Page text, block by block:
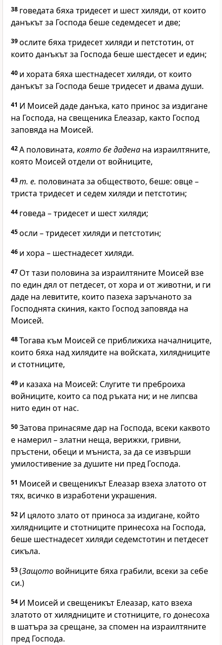
38 говедата бяха тридесет и шест хиляди, от които
данъкът за Господа беше седемдесет и две;
39ослите бяха тридесет хиляди и петстотин, от
които данъкът за Господа беше шестдесет и един;
40 и хората бяха шестнадесет хиляди, от които
данъкът за Господа беше тридесет и двама души.
41 И Моисей даде данъка, като принос за издигане
на Господа, на свещеника Елеазар, както Господ
заповяда на Моисей.
42А половината, която бе дадена на израилтяните,
която Моисей отдели от войниците,
43т. е. половината за обществото, беше: овце –
триста тридесет и седем хиляди и петстотин;
44 говеда – тридесет и шест хиляди;
45осли – тридесет хиляди и петстотин;
46 и хора – шестнадесет хиляди.
47 От тази половина за израилтяните Моисей взе
по един дял от петдесет, от хора и от животни, и ги
даде на левитите, които пазеха заръчаното за
Господнята скиния, както Господзаповяда на
Моисей.
48Тогава към Моисей се приближиха началниците,
които бяха над хилядите на войската, хилядниците
и стотниците,
49 и казаха на Моисей: Слугите ти преброиха
войниците, които са под ръката ни; и не липсва
нито един от нас.
50Затова принасяме дар на Господа, всеки каквото
е намерил – златни неща, верижки, гривни,
пръстени, обеци и мъниста, за да се извърши
умилостивение за душите ни пред Господа.
51 Моисей и свещеникът Елеазар взеха златото от
тях, всичко в изработени украшения.
52 И цялото злато от приноса за издигане, който
хилядниците и стотниците принесоха на Господа,
беше шестнадесет хиляди седемстотин и петдесет
сикъла.
53(Защото войниците бяха грабили, всеки за себе
си.)
54 И Моисей и свещеникът Елеазар, като взеха
златото от хилядниците и стотниците, го донесоха
в шатъра за срещане, за спомен на израилтяните
пред Господа.